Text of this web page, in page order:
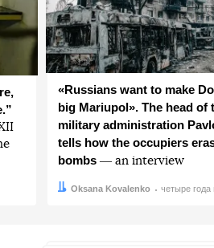
«Russians want to make
big Mariupol». The head of
military administration
tells how the occupiers
bombs ― an interview
Автор:
Oksana Kovalenko
Дата: четыре года